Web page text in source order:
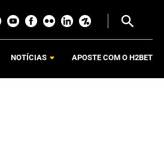
NOTÍCIAS APOSTE COM O H2BET